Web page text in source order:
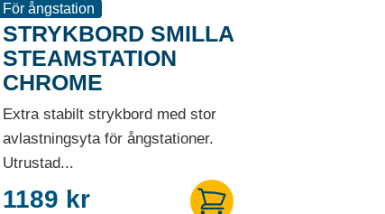
För ångstation
STRYKBORD SMILLA
STEAMSTATION
CHROME
Extra stabilt strykbord med stor
avlastningsyta för ångstationer.
Utrustad...
1189 kr